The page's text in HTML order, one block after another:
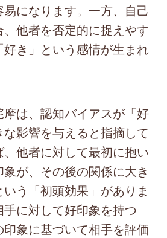
になります。一方、自己
他者を否定的に捉えやす
好き」という感情が生まれ
摩は、認知バイアスが「好
影響を与えると指摘して
他者に対して最初に抱い
が、その後の関係に大き
う「初頭効果」がありま
に対して好印象を持つ
象に基づいて相手を評価